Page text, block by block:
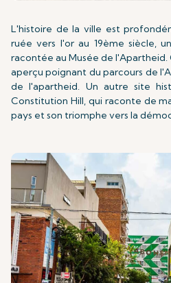
L'histoire de la ville est
ruée vers l'or au 19ème siècle,
racontée au Musée de
aperçu poignant du parcours de
de l'apartheid. Un autre site
Constitution Hill, qui raconte de
pays et son triomphe vers la